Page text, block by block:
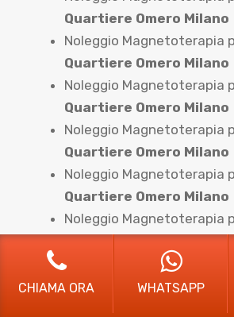
Quartiere Omero Milano
Noleggio Magnetoterapia
Quartiere Omero Milano
Noleggio Magnetoterapia
Quartiere Omero Milano
Noleggio Magnetoterapia
Quartiere Omero Milano
Noleggio Magnetoterapia
Quartiere Omero Milano
Noleggio Magnetoterapia
Quartiere Omero Milano
Noleggio Magnetoterapia
Quartiere Omero Milano
CHIAMA ORA WHATSAPP